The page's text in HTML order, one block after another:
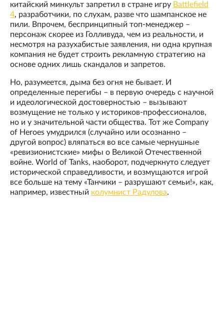
китайский минкульт запретил в стране игру Battlefield
4, разработчики, по слухам, разве что шампанское не
пили. Впрочем, беспринципный топ-менеджер –
персонаж скорее из Голливуда, чем из реальности, и
несмотря на разухабистые заявления, ни одна крупная
компания не будет строить рекламную стратегию на
основе одних лишь скандалов и запретов.
Но, разумеется, дыма без огня не бывает. И
определенные перегибы – в первую очередь с научной
и идеологической достоверностью – вызывают
возмущение не только у историков-профессионалов,
но и у значительной части общества. Тот же Company
of Heroes умудрился (случайно или осознанно –
другой вопрос) вляпаться во все самые чернушные
«ревизионистские» мифы о Великой Отечественной
войне. World of Tanks, наоборот, подчеркнуто следует
исторической справедливости, и возмущаются игрой
все больше на тему «Танчики – разрушают семьи!», как,
например, известный колумнист Радулова.